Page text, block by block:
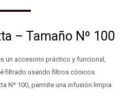
– Tamaño Nº 100
un accesorio práctico y funcional,
filtrado usando filtros cónicos.
Nº 100, permite una infusión limpia